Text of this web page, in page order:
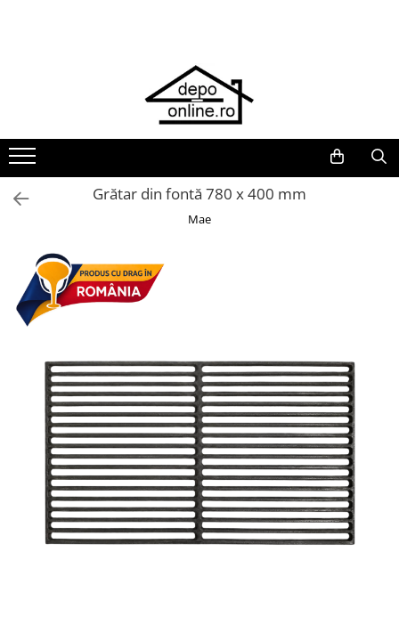
Grătare barbeque din fontă
România
Grătare tehnice din fontă România
Vase de gătit din fontă România
GRĂTARE DE GRĂDINĂ
Accesorii pentru grătare
Cuptoare de pizza
Grătare din inox
Grătare electrice
Grătare pe cărbuni
GRĂTARE PE GAZ
UȘI DIN FONTĂ
Uși de cuptor
Uși pentru sobă și șemineu
Grătar din fontă 780 x 400 mm
Mae